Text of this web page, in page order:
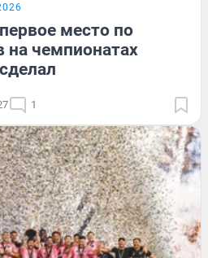
место по
на чемпионатах
1